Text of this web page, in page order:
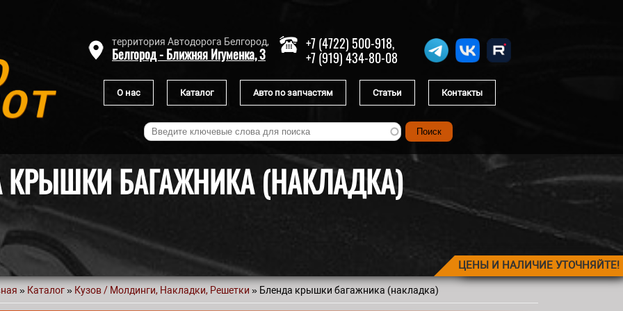
территория Автодорога Белгород,
Белгород - Ближняя Игуменка, 3
+7 (4722) 500-918,
+7 (919) 434-80-08
О нас Каталог Авто по запчастям Статьи Контакты
БАГАЖНИКА (НАКЛАДКА)
ЦЕНЫ И НАЛИЧИЕ УТОЧНЯЙТЕ!
» Каталог» Кузов / Молдинги, Накладки, Решетки » Бленда крышки багажника (накладка)